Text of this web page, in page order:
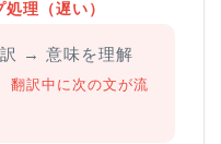
理（遅い）
→ 意味を理解
翻訳中に次の文が流